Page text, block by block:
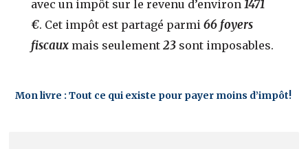
avec un impôt sur le revenu d’environ 1471
€. Cet impôt est partagé parmi66 foyers
fiscaux mais seulement23 sont imposables.
Mon livre : Tout ce qui existe pour payer moins d’impôt!